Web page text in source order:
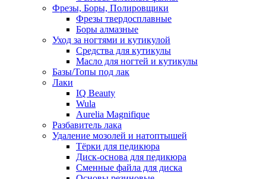
Фрезы, Боры, Полировщики
Фрезы твердосплавные
Боры алмазные
Уход за ногтями и кутикулой
Средства для кутикулы
Масло для ногтей и кутикулы
Базы/Топы под лак
Лаки
IQ Beauty
Wula
Aurelia Magnifique
Разбавитель лака
Удаление мозолей и натоптышей
Тёрки для педикюра
Диск-основа для педикюра
Сменные файла для диска